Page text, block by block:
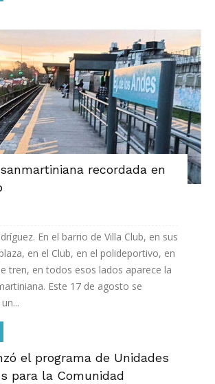
recordada en
En el barrio de Villa Club, en sus
en el Club, en el polideportivo, en
tren, en todos esos lados aparece la
Este 17 de agosto se
el programa de Unidades
para la Comunidad